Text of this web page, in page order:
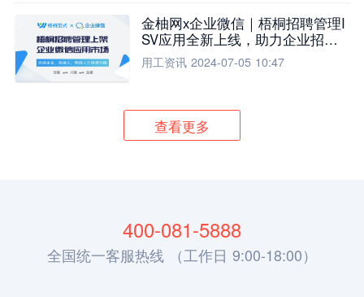
金柚网x企业微信｜梧桐招聘管理I
SV应用全新上线，助力企业招聘
流程全面升级
用工资讯 2024-07-05 10:47
查看更多
400-081-5888
全国统一客服热线 （工作日 9:00-18:00）